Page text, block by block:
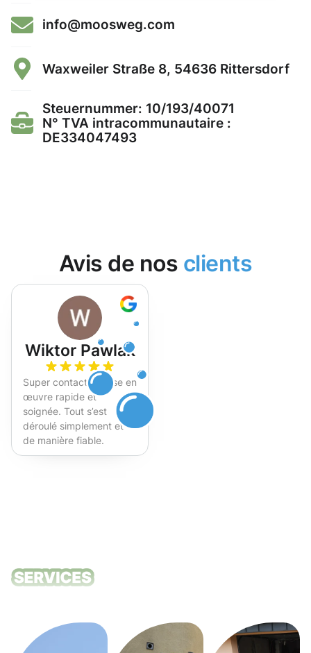
info@moosweg.com
Waxweiler Straße 8, 54636 Rittersdorf
Steuernummer: 10/193/40071
N° TVA intracommunautaire :
DE334047493
Avis de nos clients
Wiktor Pawlak
Super contact et mise en
œuvre rapide et
soignée. Tout s’est
déroulé simplement et
de manière fiable.
Fortement recommandé !